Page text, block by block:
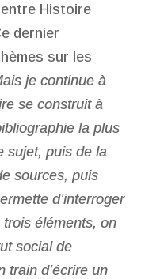
Histoire
dernier
sur les
je continue à
se construit à
la plus
sujet, puis de la
sources, puis
d’interroger
trois éléments, on
social de
train d’écrire un